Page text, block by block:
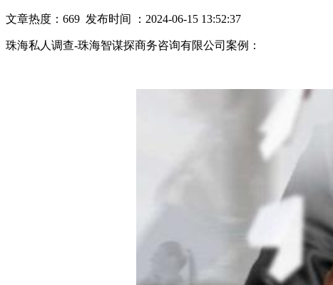
文章热度：669 发布时间 ：2024-06-15 13:52:37
珠海私人调查-珠海智谋探商务咨询有限公司案例：